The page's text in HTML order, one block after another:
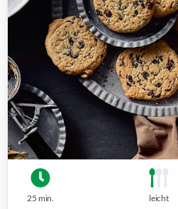
25 min. leicht